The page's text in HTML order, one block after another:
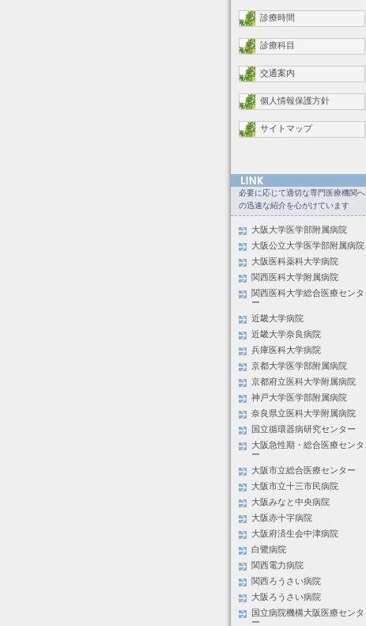
診療時間
診療科目
交通案内
個人情報保護方針
サイトマップ
必要に応じて適切な専門医療機関へ
の迅速な紹介を心がけています
大阪大学医学部附属病院
大阪公立大学医学部附属病院
大阪医科薬科大学病院
関西医科大学附属病院
関西医科大学総合医療センタ
ー
近畿大学病院
近畿大学奈良病院
兵庫医科大学病院
京都大学医学部附属病院
京都府立医科大学附属病院
神戸大学医学部附属病院
奈良県立医科大学附属病院
国立循環器病研究センター
大阪急性期・総合医療センタ
ー
大阪市立総合医療センター
大阪市立十三市民病院
大阪みなと中央病院
大阪赤十字病院
大阪府済生会中津病院
白鷺病院
関西電力病院
関西ろうさい病院
大阪ろうさい病院
国立病院機構大阪医療センタ
ー